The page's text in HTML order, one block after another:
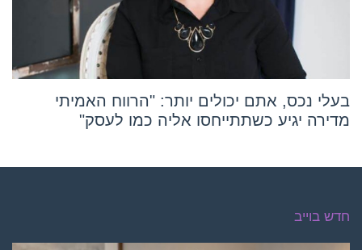
בעלי נכס, אתם יכולים יותר: "הרווח האמיתי
מדירה יגיע כשתתייחסו אליה כמו לעסק"
חדש בוייב